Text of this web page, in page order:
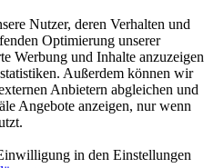
Nutzer, deren Verhalten und
Optimierung unserer
Werbung und Inhalte anzuzeigen
Außerdem können wir
Anbietern abgleichen und
Angebote anzeigen, nur wenn
in den Einstellungen